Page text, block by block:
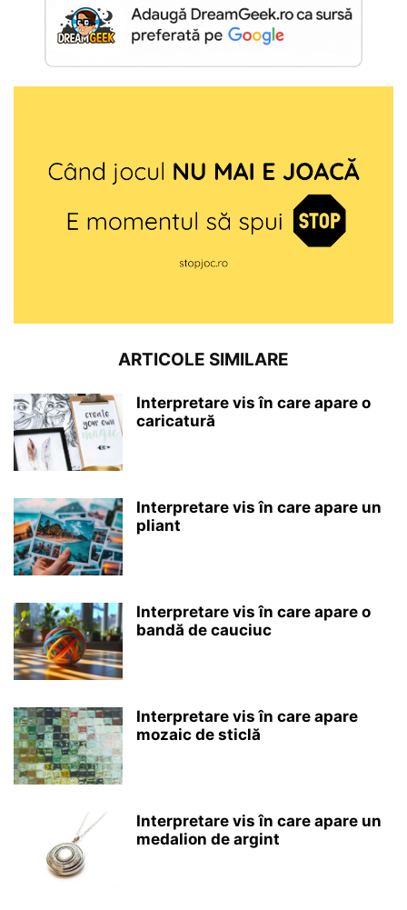
ARTICOLE SIMILARE
Interpretare vis în care apare o
caricatură
Interpretare vis în care apare un
pliant
Interpretare vis în care apare o
bandă de cauciuc
Interpretare vis în care apare
mozaic de sticlă
Interpretare vis în care apare un
medalion de argint